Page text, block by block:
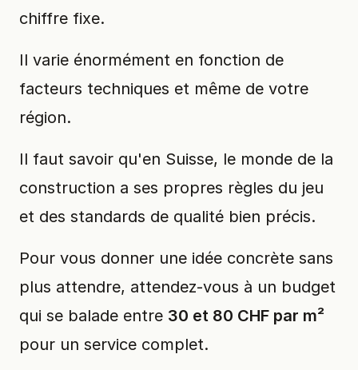
chiffre fixe.
Il varie énormément en fonction de
facteurs techniques et même de votre
région.
Il faut savoir qu'en Suisse, le monde de la
construction a ses propres règles du jeu
et des standards de qualité bien précis.
Pour vous donner une idée concrète sans
plus attendre, attendez-vous à un budget
qui se balade entre 30 et 80 CHF par m²
pour un service complet.